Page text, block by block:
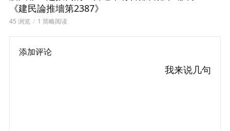
《建民論推墻第2387》
45 浏览 1 简略阅读
添加评论
我来说几句